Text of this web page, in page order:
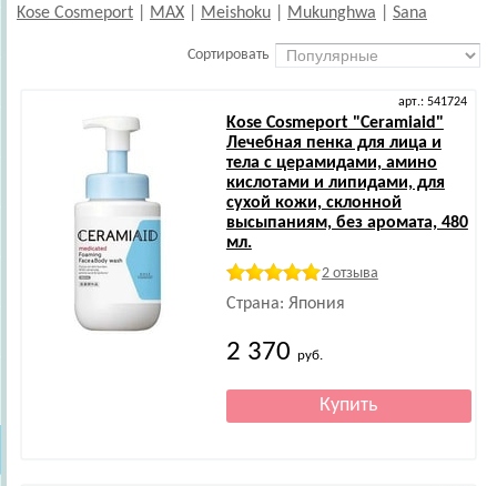
Kose Cosmeport
MAX Meishoku Mukunghwa Sana
Сортировать
арт.: 541724
Kose Cosmeport"Ceramiaid"
Лечебная пенка для лица и
тела с церамидами, амино
кислотами и липидами, для
сухой кожи, склонной
высыпаниям, без аромата, 480
мл.
2 отзыва
Страна: Япония
2 370 руб.